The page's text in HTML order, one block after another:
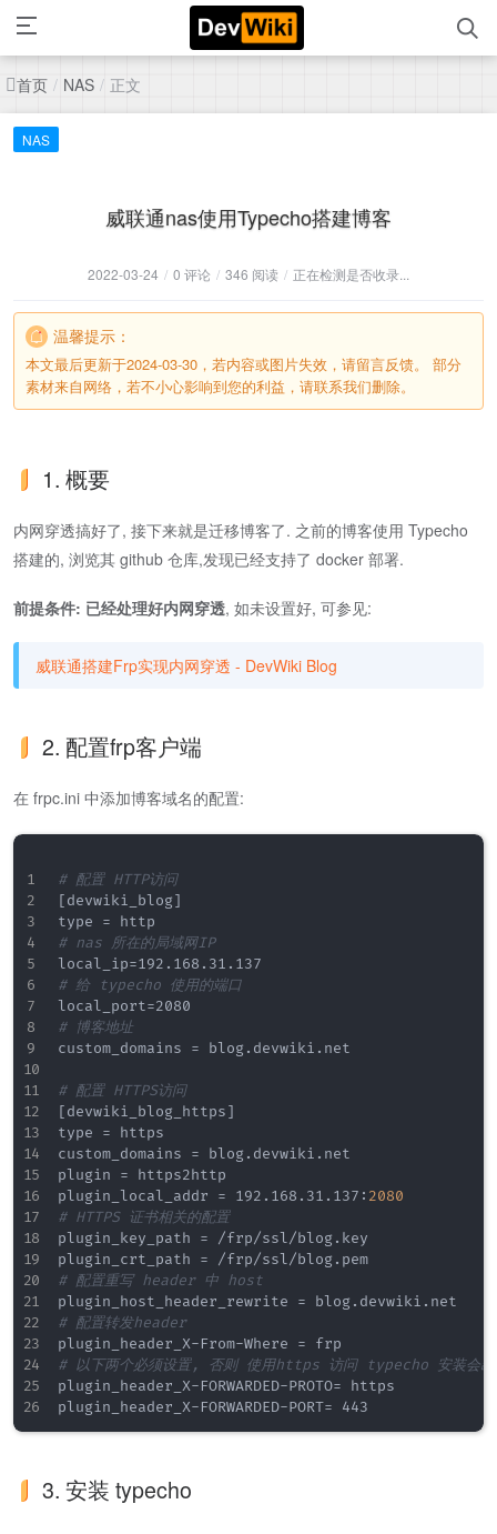
首页 / NAS / 正文
NAS
威联通nas使用Typecho搭建博客
2022-03-24 / 0 评论 / 346 阅读 / 正在检测是否收录...
温馨提示：
本文最后更新于2024-03-30，若内容或图片失效，请留言反馈。 部分
素材来自网络，若不小心影响到您的利益，请联系我们删除。
1. 概要
内网穿透搞好了, 接下来就是迁移博客了. 之前的博客使用 Typecho
搭建的, 浏览其 github 仓库,发现已经支持了 docker 部署.
前提条件: 已经处理好内网穿透, 如未设置好, 可参见:
威联通搭建Frp实现内网穿透 - DevWiki Blog
2. 配置frp客户端
在 frpc.ini 中添加博客域名的配置:
# 配置 HTTP访问
[devwiki_blog]
# nas 所在的局域网IP
# 给 typecho 使用的端口
# 博客地址
custom_domains = blog.devwiki.net
# 配置 HTTPS访问
[devwiki_blog_https]
type = https
custom_domains = blog.devwiki.net
plugin = https2http
plugin_local_addr = 192.168.31.137 : 2080
# HTTPS 证书相关的配置
plugin_key_path = /frp/ssl/blog.key
# 配置重写 header 中 host
# 配置转发header
plugin_header_X-From-
# 以下两个必须设置, 否则 使用https 访问 typecho 安装会出
plugin_header_X-FORWARDED-PROTO= https
plugin_header_X-FORWARDED-
3. 安装 typecho